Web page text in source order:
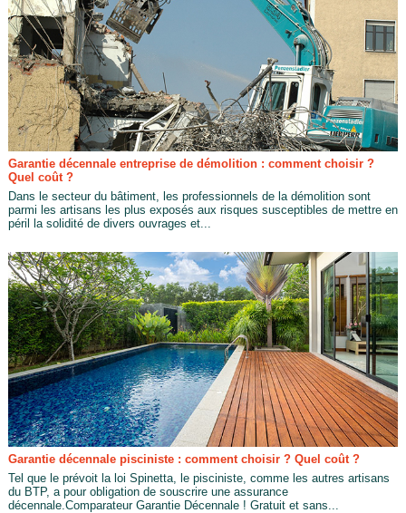
Garantie décennale entreprise de démolition : comment choisir ?
Quel coût ?
Dans le secteur du bâtiment, les professionnels de la démolition sont
parmi les artisans les plus exposés aux risques susceptibles de mettre en
péril la solidité de divers ouvrages et...
Garantie décennale pisciniste : comment choisir ? Quel coût ?
Tel que le prévoit la loi Spinetta, le pisciniste, comme les autres artisans
du BTP, a pour obligation de souscrire une assurance
décennale.Comparateur Garantie Décennale ! Gratuit et sans...